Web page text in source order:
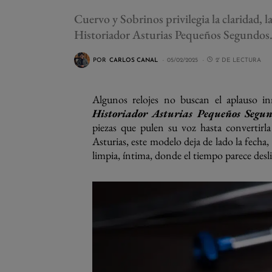
Cuervo y Sobrinos privilegia la claridad,
Historiador Asturias Pequeños Segundos.
POR CARLOS CANAL 05/02/2025 2' DE LECTURA
Algunos relojes no buscan el aplauso
Historiador Asturias Pequeños
piezas que pulen su voz hasta
Asturias, este modelo deja de lado la
limpia, íntima, donde el tiempo parece